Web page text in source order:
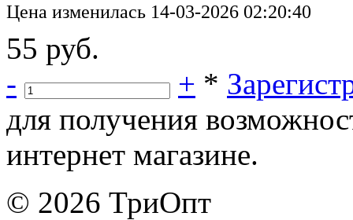
Цена изменилась 14-03-2026 02:20:40
55 руб.
-
+ *
для получения
интернет магазине.
© 2026 ТриОпт